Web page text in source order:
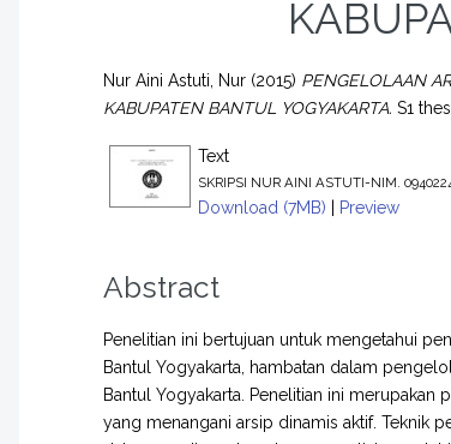
Nur Aini Astuti, Nur (2015) PENGELOLAAN
KABUPATEN BANTUL YOGYAKARTA. S1
Text
SKRIPSI NUR AINI ASTUTI-NIM.
Download (7MB) | Preview
Abstract
Penelitian ini bertujuan untuk mengetahui
Bantul Yogyakarta, hambatan dalam
Bantul Yogyakarta. Penelitian ini
yang menangani arsip dinamis aktif. Teknik